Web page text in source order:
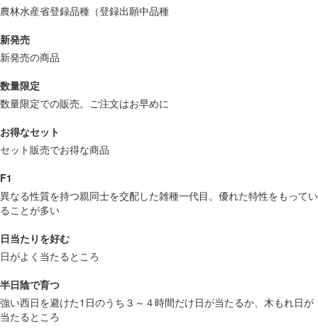
農林水産省登録品種（登録出願中品種
新発売
新発売の商品
数量限定
数量限定での販売。ご注文はお早めに
お得なセット
セット販売でお得な商品
F1
異なる性質を持つ親同士を交配した雑種一代目。優れた特性をもってい
ることが多い
日当たりを好む
日がよく当たるところ
半日陰で育つ
強い西日を避けた1日のうち３～４時間だけ日が当たるか、木もれ日が
当たるところ